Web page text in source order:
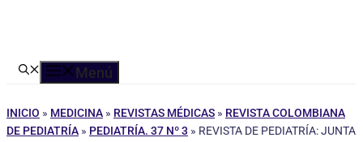
Menú
INICIO » MEDICINA » REVISTAS MÉDICAS » REVISTA COLOMBIANA
DE PEDIATRÍA » PEDIATRÍA. 37 Nº 3 » REVISTA DE PEDIATRÍA: JUNTA